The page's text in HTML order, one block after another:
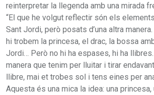
reinterpretar la llegenda amb una mirada
“El que he volgut reflectir són els
Sant Jordi, però posats d’una altra
hi trobem la princesa, el drac, la bossa
Jordi… Però no hi ha espases, hi ha
manera que tenim per lluitar i tirar
llibre, mai et trobes sol i tens eines per
Aquesta és una mica la idea: una